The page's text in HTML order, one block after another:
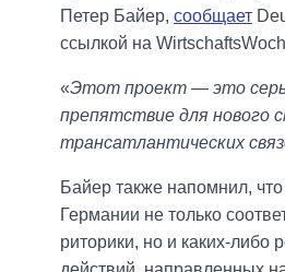
Петер Байер, сообщает
ссылкой на
«Этот проект — это
препятствие для нового
трансатлантических
Байер также напомнил,
Германии не только
риторики, но и каких-либо